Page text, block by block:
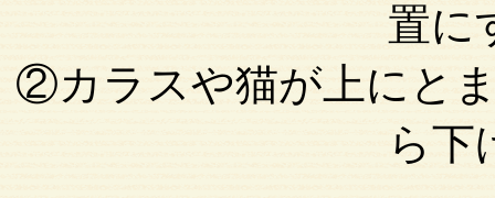
置に
②カラスや猫が上にと
ら下